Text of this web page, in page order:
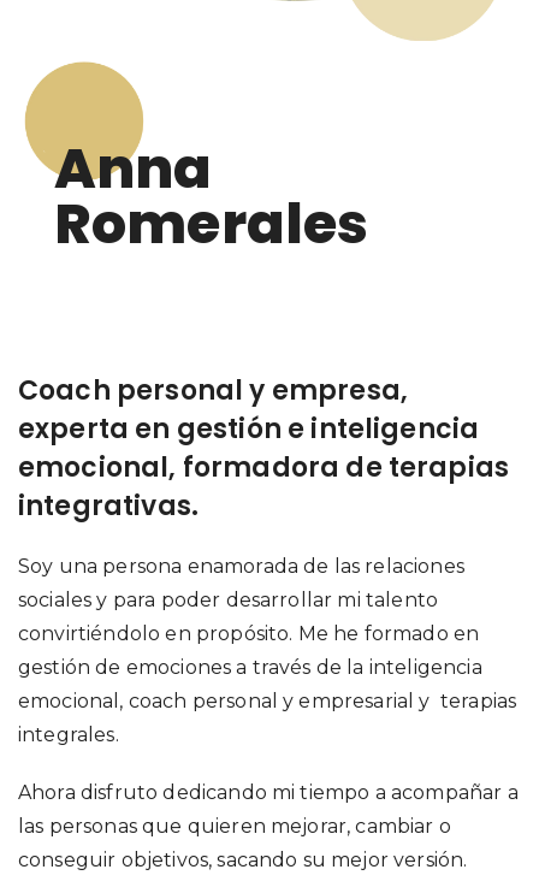
Anna
Romerales
Coach personal y empresa,
experta en gestión e inteligencia
emocional, formadora de terapias
integrativas.
Soy una persona enamorada de las relaciones
sociales y para poder desarrollar mi talento
convirtiéndolo en propósito. Me he formado en
gestión de emociones a través de la inteligencia
emocional, coach personal y empresarial y terapias
integrales.
Ahora disfruto dedicando mi tiempo a acompañar a
las personas que quieren mejorar, cambiar o
conseguir objetivos, sacando su mejor versión.